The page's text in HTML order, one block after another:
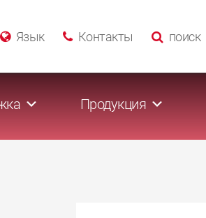
поиск
Контакты
Язык
Продукция